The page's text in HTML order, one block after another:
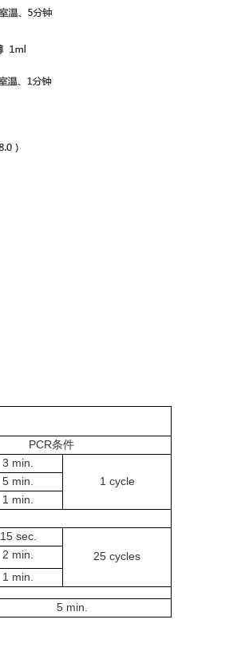
PCR条件
3 min.
1 cycle
5 min.
1 min.
15 sec.
25 cycles
2 min.
1 min.
5 min.